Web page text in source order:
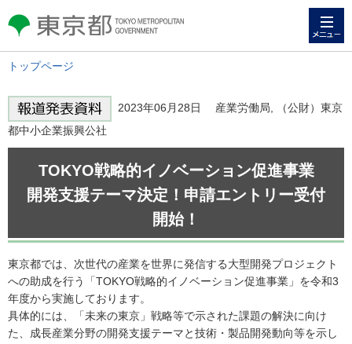
東京都 TOKYO METROPOLITAN
GOVERNMENT
トップページ
2023年06月28日 産業労働局, （公財）東京
都中小企業振興公社
TOKYO戦略的イノベーション促進事業
開発支援テーマ決定！申請エントリー受付
開始！
東京都では、次世代の産業を世界に発信する大型開発プロジェクト
への助成を行う「TOKYO戦略的イノベーション促進事業」を令和3
年度から実施しております。
具体的には、「未来の東京」戦略等で示された課題の解決に向け
た、成長産業分野の開発支援テーマと技術・製品開発動向等を示し